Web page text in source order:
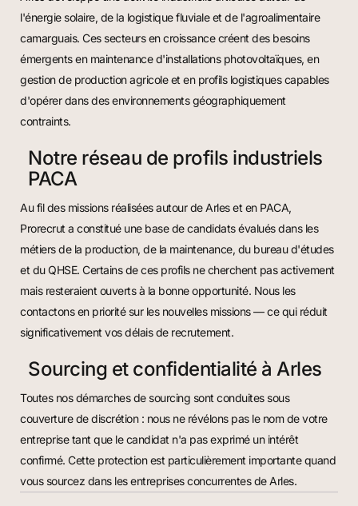
l'énergie solaire, de la logistique fluviale et de l'agroalimentaire
camarguais. Ces secteurs en croissance créent des besoins
émergents en maintenance d'installations photovoltaïques, en
gestion de production agricole et en profils logistiques capables
d'opérer dans des environnements géographiquement
contraints.
Notre réseau de profils industriels
PACA
Au fil des missions réalisées autour de Arles et en PACA,
Prorecrut a constitué une base de candidats évalués dans les
métiers de la production, de la maintenance, du bureau d'études
et du QHSE. Certains de ces profils ne cherchent pas activement
mais resteraient ouverts à la bonne opportunité. Nous les
contactons en priorité sur les nouvelles missions — ce qui réduit
significativement vos délais de recrutement.
Sourcing et confidentialité à Arles
Toutes nos démarches de sourcing sont conduites sous
couverture de discrétion : nous ne révélons pas le nom de votre
entreprise tant que le candidat n'a pas exprimé un intérêt
confirmé. Cette protection est particulièrement importante quand
vous sourcez dans les entreprises concurrentes de Arles.